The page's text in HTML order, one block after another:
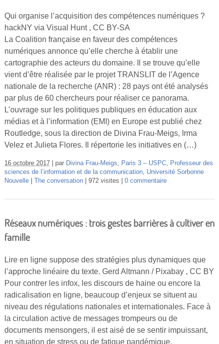
Qui organise l’acquisition des compétences numériques ?
hackNY via Visual Hunt , CC BY-SA
La Coalition française en faveur des compétences
numériques annonce qu’elle cherche à établir une
cartographie des acteurs du domaine. Il se trouve qu’elle
vient d’être réalisée par le projet TRANSLIT de l’Agence
nationale de la recherche (ANR) : 28 pays ont été analysés
par plus de 60 chercheurs pour réaliser ce panorama.
L’ouvrage sur les politiques publiques en éducation aux
médias et à l’information (EMI) en Europe est publié chez
Routledge, sous la direction de Divina Frau-Meigs, Irma
Velez et Julieta Flores. Il répertorie les initiatives en (…)
16 octobre 2017 par Divina Frau-Meigs, Paris 3 – USPC, Professeur des
sciences de l’information et de la communication, Université Sorbonne
Nouvelle
The conversation 972 visites 0 commentaire
Réseaux numériques : trois gestes barrières à cultiver en
famille
Lire en ligne suppose des stratégies plus dynamiques que
l’approche linéaire du texte. Gerd Altmann / Pixabay , CC BY
Pour contrer les infox, les discours de haine ou encore la
radicalisation en ligne, beaucoup d’enjeux se situent au
niveau des régulations nationales et internationales. Face à
la circulation active de messages trompeurs ou de
documents mensongers, il est aisé de se sentir impuissant,
en situation de stress ou de fatigue pandémique.